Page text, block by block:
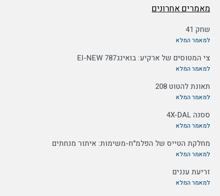
מאמרים אחרונים
שחק 41
למאמר המלא
צי המטוסים של ארקיע: בואינג787 EI-NEW
למאמר המלא
תאונת להטוט 208
למאמר המלא
ססנה 4X-DAL
למאמר המלא
מחלקת הטייס של הפלמ"ח-משימות: איתור מנחתים
למאמר המלא
זריעת עננים
למאמר המלא